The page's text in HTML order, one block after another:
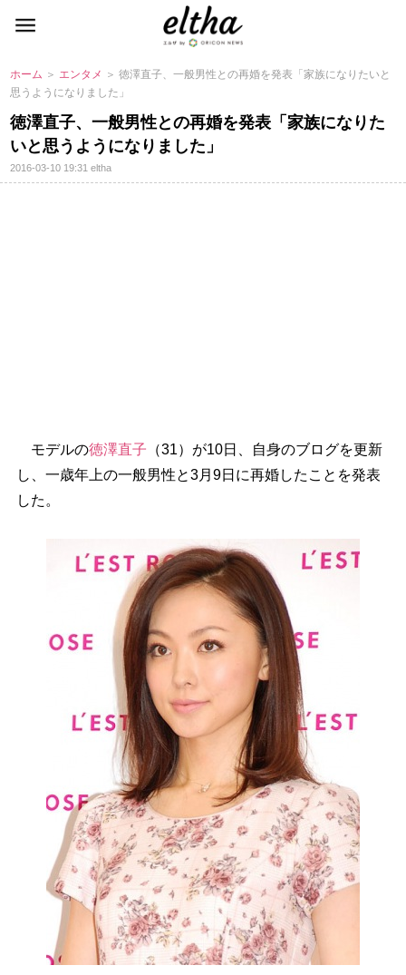
ホーム ＞ エンタメ ＞ 徳澤直子、一般男性との再婚を発表「家族になりたいと
思うようになりました」
徳澤直子、一般男性との再婚を発表「家族になりた
いと思うようになりました」
2016-03-10 19:31eltha
モデルの徳澤直子 （31）が10日、自身のブログを更新
し、一歳年上の一般男性と3月9日に再婚したことを発表
した。